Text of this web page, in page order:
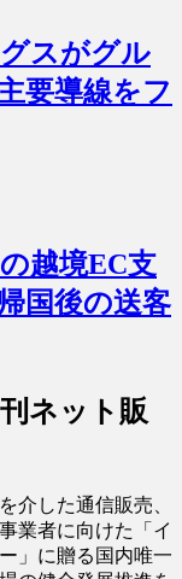
スがグル
要導線をフ
越境EC支
国後の送客
ネット販
介した通信販売、
業者に向けた「イ
」に贈る国内唯一